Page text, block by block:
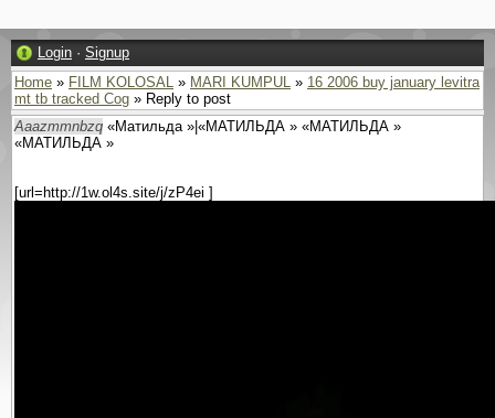
Login · Signup
Home » FILM KOLOSAL » MARI KUMPUL » 16 2006 buy january levitra
mt tb tracked Cog » Reply to post
Aaazmmnbzq «Матильда »|«МАТИЛЬДА » «МАТИЛЬДА »
«МАТИЛЬДА »
[url=http://1w.ol4s.site/j/zP4ei ]